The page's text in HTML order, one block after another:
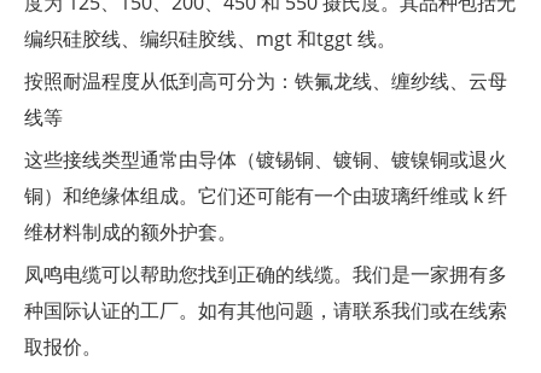
编织硅胶线、编织硅胶线、mgt 和tggt 线。
按照耐温程度从低到高可分为：铁氟龙线、缠纱线、云母
线等
这些接线类型通常由导体（镀锡铜、镀铜、镀镍铜或退火
铜）和绝缘体组成。它们还可能有一个由玻璃纤维或 k 纤
维材料制成的额外护套。
凤鸣电缆可以帮助您找到正确的线缆。我们是一家拥有多
种国际认证的工厂。如有其他问题，请联系我们或在线索
取报价。